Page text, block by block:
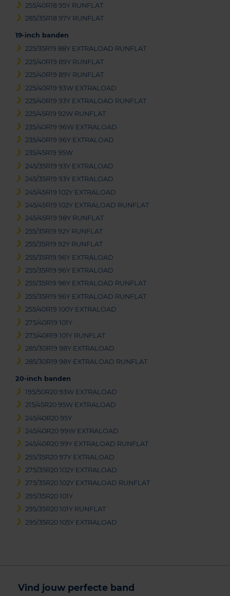
255/40R18 95Y RUNFLAT
285/35R18 97Y RUNFLAT
19-inch banden
225/35R19 88Y EXTRALOAD RUNFLAT
225/40R19 89Y RUNFLAT
225/40R19 89Y RUNFLAT
225/40R19 93W EXTRALOAD
225/40R19 93Y EXTRALOAD RUNFLAT
225/45R19 92W RUNFLAT
235/40R19 96W EXTRALOAD
235/40R19 96Y EXTRALOAD
235/45R19 95W
245/35R19 93Y EXTRALOAD
245/35R19 93Y EXTRALOAD
245/45R19 102Y EXTRALOAD
245/45R19 102Y EXTRALOAD RUNFLAT
245/45R19 98Y RUNFLAT
255/35R19 92Y RUNFLAT
255/35R19 92Y RUNFLAT
255/35R19 96Y EXTRALOAD
255/35R19 96Y EXTRALOAD
255/35R19 96Y EXTRALOAD RUNFLAT
255/35R19 96Y EXTRALOAD RUNFLAT
255/40R19 100Y EXTRALOAD
275/40R19 101Y
275/40R19 101Y RUNFLAT
285/30R19 98Y EXTRALOAD
285/30R19 98Y EXTRALOAD RUNFLAT
20-inch banden
195/50R20 93W EXTRALOAD
215/45R20 95W EXTRALOAD
245/40R20 95Y
245/40R20 99W EXTRALOAD
245/40R20 99Y EXTRALOAD RUNFLAT
255/35R20 97Y EXTRALOAD
275/35R20 102Y EXTRALOAD
275/35R20 102Y EXTRALOAD RUNFLAT
295/35R20 101Y
295/35R20 101Y RUNFLAT
295/35R20 105Y EXTRALOAD
Vind jouw perfecte band